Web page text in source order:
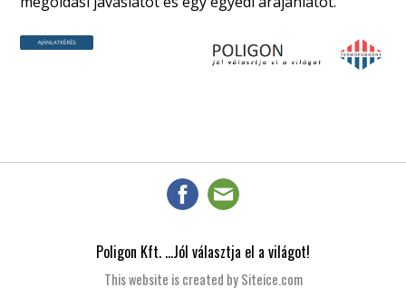
Poligon Kft. ...Jól választja el a világot!
This website is created by Siteice.com